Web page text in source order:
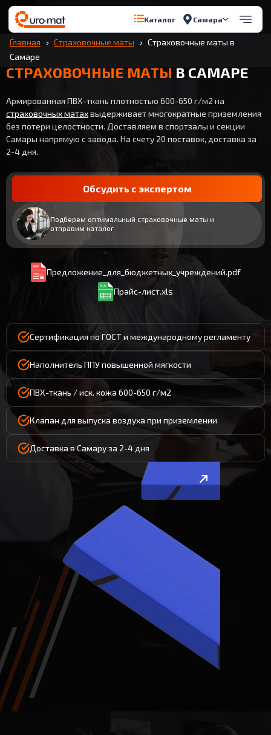
Каталог Самара
Главная Страховочные маты
Страховочные маты в
Самаре
СТРАХОВОЧНЫЕ МАТЫ В САМАРЕ
Армированная ПВХ-ткань плотностью 600-650 г/м2 на
страховочных матахвыдерживает многократные приземления
без потери целостности. Доставляем в спортзалы и секции
Самары напрямую с завода. На счету 20 поставок, доставка за
2-4 дня.
Обсудить с экспертом
Подберем оптимальный страховочные маты и
отправим каталог
Предложение_для_бюджетных_учреждений.pdf
Прайс-лист.xls
Сертификация по ГОСТ и международному регламенту
Наполнитель ППУ повышенной мягкости
ПВХ-ткань / иск. кожа 600-650 г/м2
Клапан для выпуска воздуха при приземлении
Доставка в Самару за 2-4 дня